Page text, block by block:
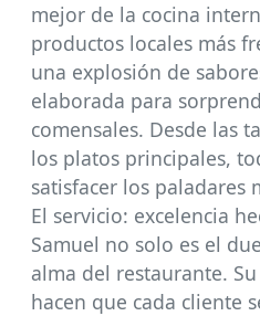
mejor de la cocina
productos locales más
una explosión de
elaborada para
comensales. Desde las
los platos principales,
satisfacer los paladares
El servicio: excelencia
Samuel no solo es el
alma del restaurante.
hacen que cada cliente